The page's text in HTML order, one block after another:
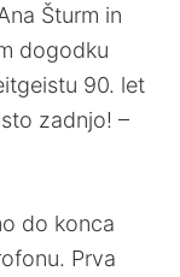
Šturm in
dogodku
90. let
zadnjo! –
do konca
Prva